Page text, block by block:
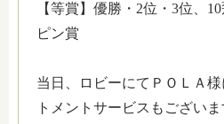
【等賞】優勝・2位・3位、
ピン賞
当日、ロビーにてＰＯＬＡ
トメントサービスもございま